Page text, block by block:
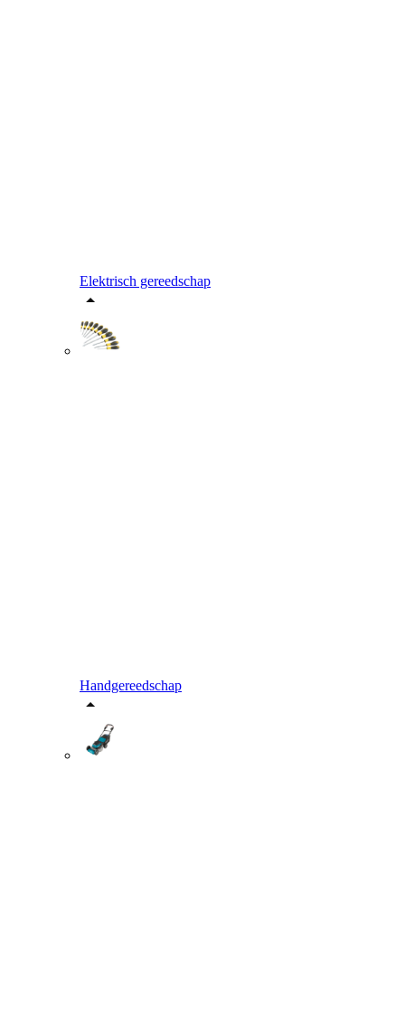
Elektrisch gereedschap
Handgereedschap